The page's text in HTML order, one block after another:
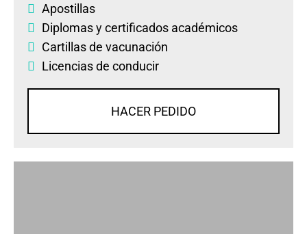
Apostillas
Diplomasycertificados académicos
Cartillas de vacunación
Licencias de conducir
HACER PEDIDO